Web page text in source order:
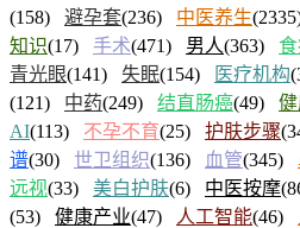
(158) 避孕套(236) 中医养生
知识(17) 手术(471) 男人(363)
青光眼(141) 失眠(154) 医疗机构
(121) 中药(249) 结直肠癌(49)
AI(113) 不孕不育(25) 护肤步骤
谱(30) 世卫组织(136) 血管(345)
远视(33) 美白护肤(6) 中医按摩
(53) 健康产业(47) 人工智能(46)